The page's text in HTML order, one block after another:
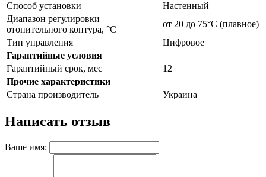
Способ установки
Настенный
Диапазон регулировки
отопительного контура, °С
от 20 до 75°С (плавное)
Тип управления
Цифровое
Гарантийные условия
Гарантийный срок, мес
12
Прочие характеристики
Страна производитель
Украина
Написать отзыв
Ваше имя: